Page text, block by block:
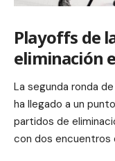
Playoffs de
eliminación
La segunda ronda
ha llegado a un
partidos de
con dos encuentros